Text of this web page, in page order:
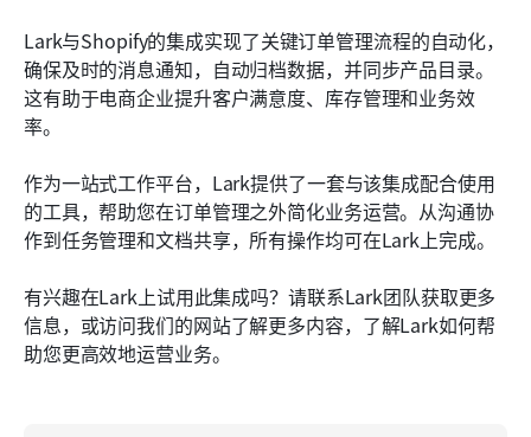
Lark与Shopify的集成实现了关键订单管理流程的自动化，
确保及时的消息通知，自动归档数据，并同步产品目录。
这有助于电商企业提升客户满意度、库存管理和业务效
率。
作为一站式工作平台，Lark提供了一套与该集成配合使用
的工具，帮助您在订单管理之外简化业务运营。从沟通协
作到任务管理和文档共享，所有操作均可在Lark上完成。
有兴趣在Lark上试用此集成吗？请联系Lark团队获取更多
信息，或访问我们的网站了解更多内容，了解Lark如何帮
助您更高效地运营业务。